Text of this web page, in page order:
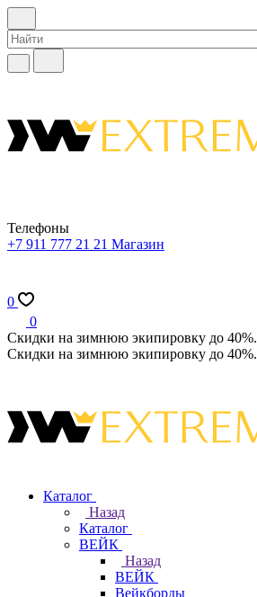
Телефоны
+7 911 777 21 21 Магазин
0
0
Скидки на зимнюю экипировку до 40%.
Скидки на зимнюю экипировку до 40%.
Каталог
Назад
Каталог
ВЕЙК
Назад
ВЕЙК
Вейкборды